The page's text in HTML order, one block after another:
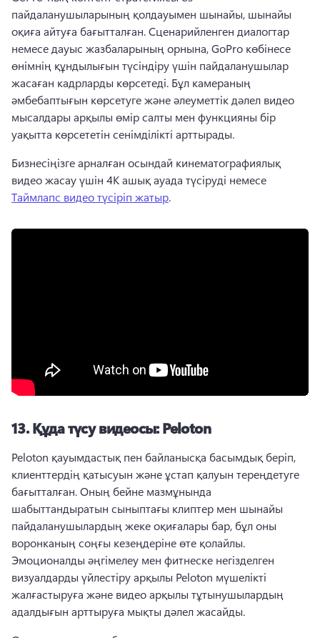
пайдаланушыларының қолдауымен шынайы, шынайы
оқиға айтуға бағытталған. Сценарийленген диалогтар
немесе дауыс жазбаларының орнына, GoPro көбінесе
өнімнің құндылығын түсіндіру үшін пайдаланушылар
жасаған кадрларды көрсетеді. Бұл камераның
әмбебаптығын көрсетуге және әлеуметтік дәлел видео
мысалдары арқылы өмір салты мен функцияны бір
уақытта көрсететін сенімділікті арттырады.
Бизнесіңізге арналған осындай кинематографиялық
видео жасау үшін 4K ашық ауада түсіруді немесе
Таймлапс видео түсіріп жатыр.
13.Құда түсу видеосы: Peloton
Peloton қауымдастық пен байланысқа басымдық беріп,
клиенттердің қатысуын және ұстап қалуын тереңдетуге
бағытталған. Оның бейне мазмұнында
шабыттандыратын сыныптағы клиптер мен шынайы
пайдаланушылардың жеке оқиғалары бар, бұл оны
Эмоционалды әңгімелеу мен фитнеске негізделген
визуалдарды үйлестіру арқылы Peloton мүшелікті
жалғастыруға және видео арқылы тұтынушылардың
адалдығын арттыруға мықты дәлел жасайды.